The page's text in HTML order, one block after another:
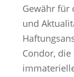
Gewähr für
und
Condor, die